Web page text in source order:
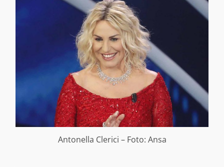
Antonella Clerici – Foto: Ansa